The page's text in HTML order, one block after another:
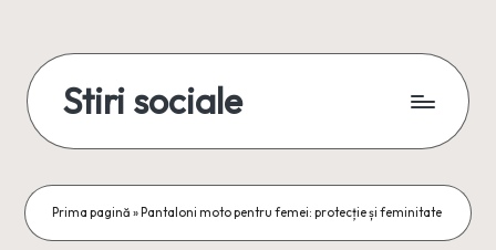
content
Stiri sociale
conexiuni
reale
Prima pagină » Pantaloni moto pentru femei: protecție și feminitate